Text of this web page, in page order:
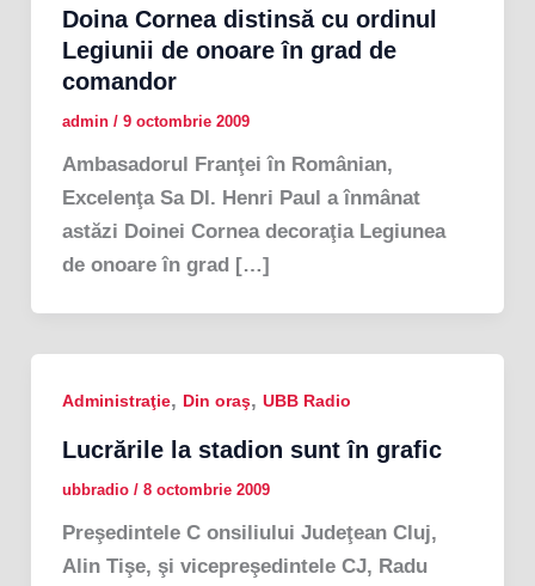
Doina Cornea distinsă cu ordinul
Legiunii de onoare în grad de
comandor
admin / 9 octombrie 2009
Ambasadorul Franţei în Românian,
Excelenţa Sa Dl. Henri Paul a înmânat
astăzi Doinei Cornea decoraţia Legiunea
de onoare în grad […]
Administraţie, Din oraş, UBB Radio
Lucrările la stadion sunt în grafic
ubbradio / 8 octombrie 2009
Preşedintele C onsiliului Judeţean Cluj,
Alin Tişe, şi vicepreşedintele CJ, Radu